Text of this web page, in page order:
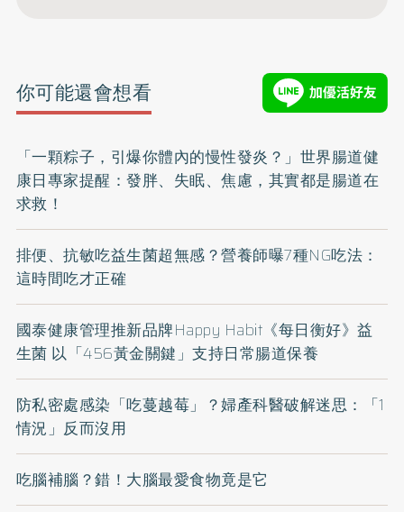
你可能還會想看
「一顆粽子，引爆你體內的慢性發炎？」世界腸道健
康日專家提醒：發胖、失眠、焦慮，其實都是腸道在
求救！
排便、抗敏吃益生菌超無感？營養師曝7種NG吃法：
這時間吃才正確
國泰健康管理推新品牌Happy Habit《每日衡好》益
生菌 以「456黃金關鍵」支持日常腸道保養
防私密處感染「吃蔓越莓」？婦產科醫破解迷思：「1
情況」反而沒用
吃腦補腦？錯！大腦最愛食物竟是它